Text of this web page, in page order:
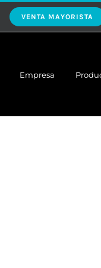
VENTA MAYORISTA
Empresa